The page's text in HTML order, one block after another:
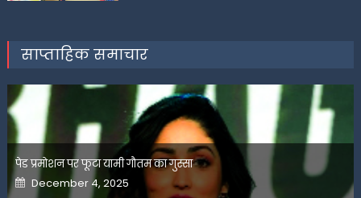
साप्ताहिक समाचार
पेड प्रमोशन पर फूटा यामी गौतम का गुस्सा
Posted
on
December 4, 2025